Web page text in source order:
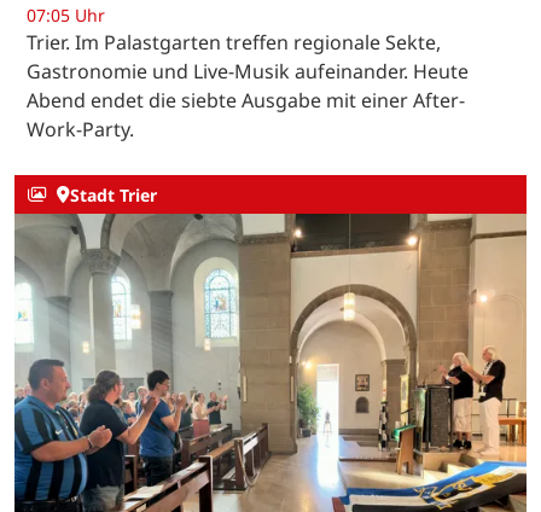
07:05 Uhr
Trier. Im Palastgarten treffen regionale Sekte,
Gastronomie und Live-Musik aufeinander. Heute
Abend endet die siebte Ausgabe mit einer After-
Work-Party.
Stadt Trier